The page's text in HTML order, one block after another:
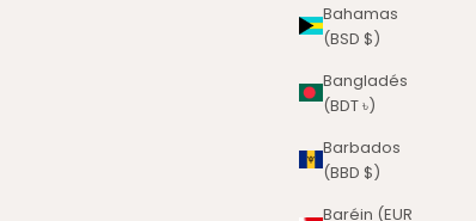
Bahamas
(BSD $)
Bangladés
(BDT ৳)
Barbados
(BBD $)
Baréin (EUR